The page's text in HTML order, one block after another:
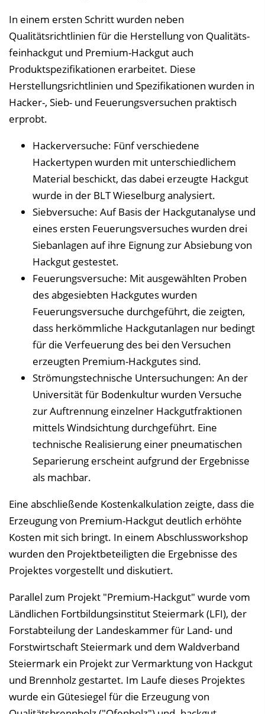
n
In einem ersten Schritt wurden neben
Qualitätsrichtlinien für die Herstellung von Qualitäts-
feinhackgut und Premium-Hackgut auch
Produktspezifikationen erarbeitet. Diese
Herstellungsrichtlinien und Spezifikationen wurden in
Hacker-, Sieb- und Feuerungsversuchen praktisch
erprobt.
Hackerversuche: Fünf verschiedene
Hackertypen wurden mit unterschiedlichem
Material beschickt, das dabei erzeugte Hackgut
wurde in der BLT Wieselburg analysiert.
Siebversuche: Auf Basis der Hackgutanalyse und
eines ersten Feuerungsversuches wurden drei
Siebanlagen auf ihre Eignung zur Absiebung von
Hackgut gestestet.
Feuerungsversuche: Mit ausgewählten Proben
des abgesiebten Hackgutes wurden
Feuerungsversuche durchgeführt, die zeigten,
dass herkömmliche Hackgutanlagen nur bedingt
für die Verfeuerung des bei den Versuchen
erzeugten Premium-Hackgutes sind.
Strömungstechnische Untersuchungen: An der
Universität für Bodenkultur wurden Versuche
zur Auftrennung einzelner Hackgutfraktionen
mittels Windsichtung durchgeführt. Eine
technische Realisierung einer pneumatischen
Separierung erscheint aufgrund der Ergebnisse
als machbar.
Eine abschließende Kostenkalkulation zeigte, dass die
Erzeugung von Premium-Hackgut deutlich erhöhte
Kosten mit sich bringt. In einem Abschlussworkshop
wurden den Projektbeteiligten die Ergebnisse des
Projektes vorgestellt und diskutiert.
Parallel zum Projekt "Premium-Hackgut" wurde vom
Ländlichen Fortbildungsinstitut Steiermark (LFI), der
Forstabteilung der Landeskammer für Land- und
Forstwirtschaft Steiermark und dem Waldverband
Steiermark ein Projekt zur Vermarktung von Hackgut
und Brennholz gestartet. Im Laufe dieses Projektes
wurde ein Gütesiegel für die Erzeugung von